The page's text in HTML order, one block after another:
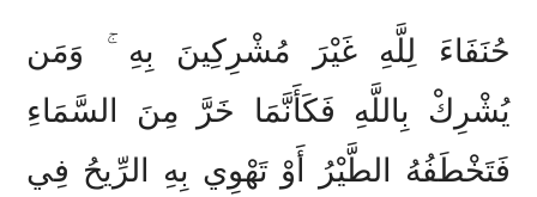
حُنَفَاءَ لِلَّهِ غَيْرَ مُشْرِكِينَ بِهِ ۚ وَمَن
يُشْرِكْ بِاللَّهِ فَكَأَنَّمَا خَرَّ مِنَ السَّمَاءِ
فَتَخْطَفُهُ الطَّيْرُ أَوْ تَهْوِي بِهِ الرِّيحُ فِي